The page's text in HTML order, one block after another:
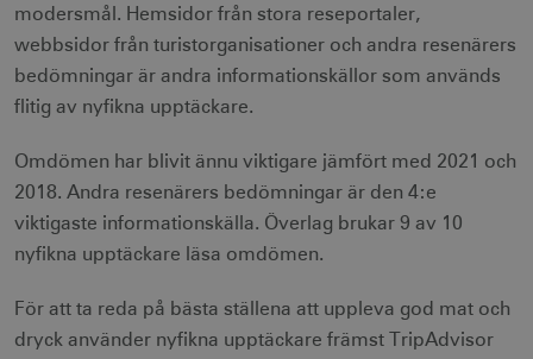
modersmål. Hemsidor från stora reseportaler,
webbsidor från turistorganisationer och andra resenärers
bedömningar är andra informationskällor som används
flitig av nyfikna upptäckare.
Omdömen har blivit ännu viktigare jämfört med 2021 och
2018. Andra resenärers bedömningar är den 4:e
viktigaste informationskälla. Överlag brukar 9 av 10
nyfikna upptäckare läsa omdömen.
För att ta reda på bästa ställena att uppleva god mat och
dryck använder nyfikna upptäckare främst TripAdvisor
receive-cookie-
CookieScriptConsent
CookieScript
corporate.visitsweden.com
1 månad